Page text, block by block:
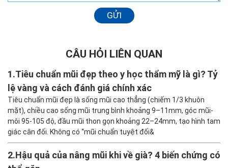
GỬI
CÂU HỎI LIÊN QUAN
1.Tiêu chuẩn mũi đẹp theo y học thẩm mỹ là gì? Tỷ
lệ vàng và cách đánh giá chính xác
Tiêu chuẩn mũi đẹp là sống mũi cao thẳng (chiếm 1/3 khuôn
mặt), chiều cao sống mũi trung bình khoảng 9–11mm, góc mũi-
môi 95-105 độ, đầu mũi thon gọn khoảng 22–24mm, tạo hình tam
giác cân đối. Không có “mũi chuẩn tuyệt đối&
2.Hậu quả của nâng mũi khi về già? 4 biến chứng có